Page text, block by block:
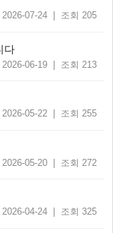
2026-07-24 | 조회 205
다
2026-06-19 | 조회 213
2026-05-22 | 조회 255
2026-05-20 | 조회 272
2026-04-24 | 조회 325